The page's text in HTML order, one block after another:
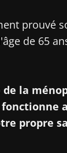
prouvé
de 65
la
propre